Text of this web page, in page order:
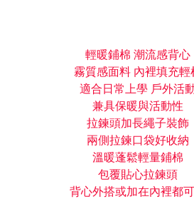
輕暖鋪棉 潮流感背心
霧質感面料 內裡填充輕
適合日常上學 戶外活
兼具保暖與活動性
拉鍊頭加長繩子裝飾
兩側拉鍊口袋好收納
溫暖蓬鬆輕量鋪棉
包覆貼心拉鍊頭
背心外搭或加在內裡都